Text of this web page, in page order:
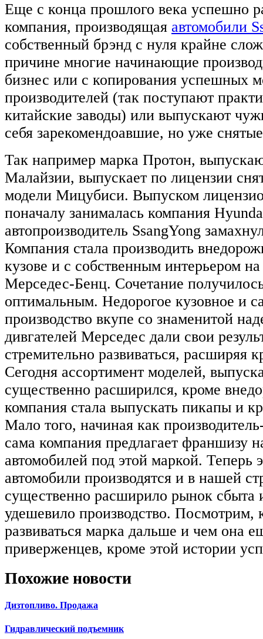
Еще с конца прошлого века успешно
компания, производящая автомобили
собственный брэнд с нуля крайне
причине многие начинающие
бизнес или с копирования успешных
производителей (так поступают
китайские заводы) или выпускают
себя зарекомендоавшие, но уже
Так например марка Протон,
Малайзии, выпускает по лицензии
модели Мицубиси. Выпуском
поначалу занималась компания
автопроизводитель SsangYong
Компания стала производить
кузове и с собственным интерьером на
Мерседес-Бенц. Сочетание
оптимальным. Недорогое кузовное и
производство вкупе со знаменитой
дивгателей Мерседес дали свои
стремительно развиваться, расширяя
Сегодня ассортимент моделей,
существенно расширился, кроме
компания стала выпускать пикапы и
Мало того, начиная как
сама компания предлагает франшизу
автомобилей под этой маркой. Теперь
автомобили производятся и в нашей
существенно расширило рынок сбыта
удешевило производство. Посмотрим,
развиваться марка дальше и чем она
приверженцев, кроме этой истории
Похожие новости
Дизтопливо. Продажа
Гидравлический подъемник